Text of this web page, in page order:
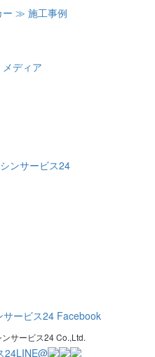
≫ 施工事例
ディア
サービス24 Co.,Ltd.